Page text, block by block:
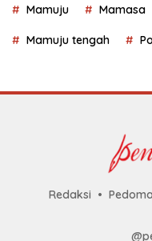
Mamuju Mamasa
Mamuju tengah
Redaksi